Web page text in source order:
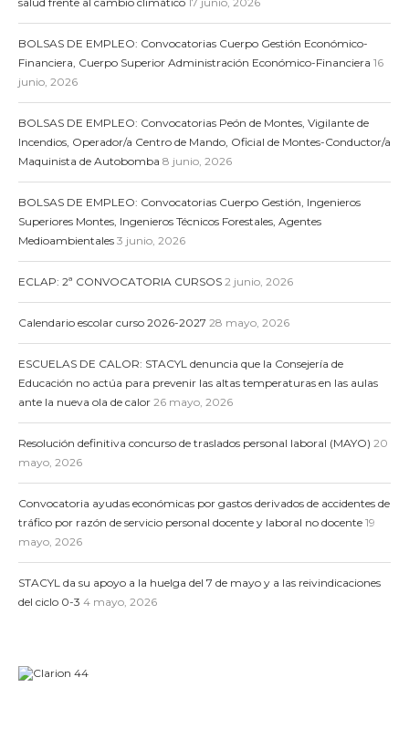
BOLSAS DE EMPLEO: Convocatorias Cuerpo Gestión Económico-
Financiera, Cuerpo Superior Administración Económico-Financiera 16
junio, 2026
BOLSAS DE EMPLEO: Convocatorias Peón de Montes, Vigilante de
Incendios, Operador/a Centro de Mando, Oficial de Montes-Conductor/a
Maquinista de Autobomba 8 junio, 2026
BOLSAS DE EMPLEO: Convocatorias Cuerpo Gestión, Ingenieros
Superiores Montes, Ingenieros Técnicos Forestales, Agentes
Medioambientales 3 junio, 2026
ECLAP: 2ª CONVOCATORIA CURSOS 2 junio, 2026
Calendario escolar curso 2026-2027 28 mayo, 2026
ESCUELAS DE CALOR: STACYL denuncia que la Consejería de
Educación no actúa para prevenir las altas temperaturas en las aulas
ante la nueva ola de calor 26 mayo, 2026
Resolución definitiva concurso de traslados personal laboral (MAYO) 20
mayo, 2026
Convocatoria ayudas económicas por gastos derivados de accidentes de
tráfico por razón de servicio personal docente y laboral no docente 19
mayo, 2026
STACYL da su apoyo a la huelga del 7 de mayo y a las reivindicaciones
del ciclo 0-3 4 mayo, 2026